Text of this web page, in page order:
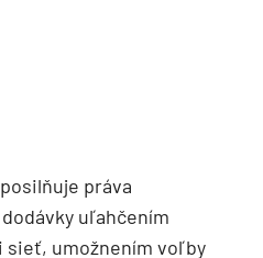
práva
uľahčením
sieť, umožnením voľby